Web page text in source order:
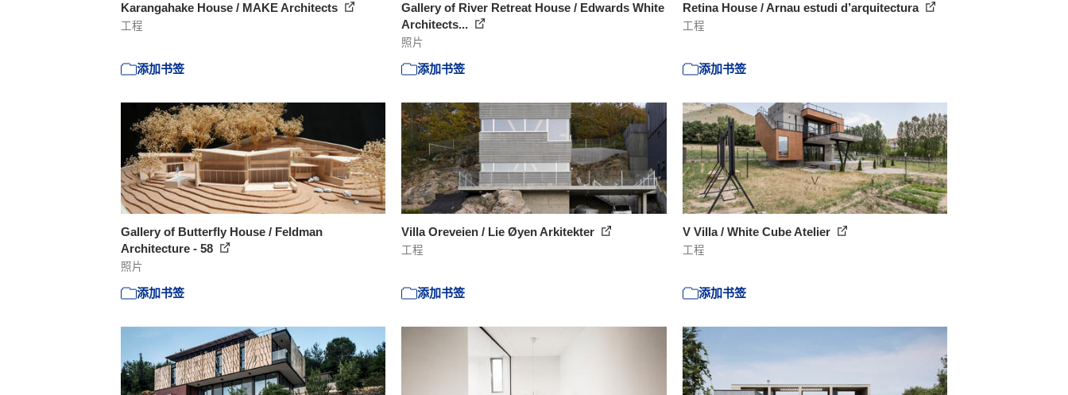
Karangahake House / MAKE Architects
工程
添加书签
Gallery of River Retreat House / Edwards White
Architects...
照片
添加书签
Retina House / Arnau estudi d’arquitectura
工程
添加书签
Gallery of Butterfly House / Feldman
Architecture - 58
照片
添加书签
Villa Oreveien / Lie Øyen Arkitekter
工程
添加书签
V Villa / White Cube Atelier
工程
添加书签